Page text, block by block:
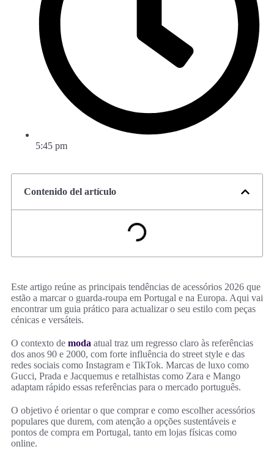
5:45 pm
Contenido del artículo
Este artigo reúne as principais tendências de acessórios 2026 que
estão a marcar o guarda‑roupa em Portugal e na Europa. Aqui vai
encontrar um guia prático para actualizar o seu estilo com peças
cénicas e versáteis.
O contexto de moda atual traz um regresso claro às referências
dos anos 90 e 2000, com forte influência do street style e das
redes sociais como Instagram e TikTok. Marcas de luxo como
Gucci, Prada e Jacquemus e retalhistas como Zara e Mango
adaptam rápido essas referências para o mercado português.
O objetivo é orientar o que comprar e como escolher acessórios
populares que durem, com atenção a opções sustentáveis e
pontos de compra em Portugal, tanto em lojas físicas como
online.